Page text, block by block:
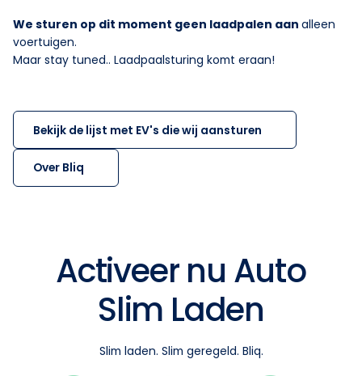
We sturen op dit moment geen laadpalen aan alleen
voertuigen.
Maar stay tuned.. Laadpaalsturing komt eraan!
Bekijk de lijst met EV's die wij aansturen
Over Bliq
Activeer nu Auto
Slim Laden
Slim laden. Slim geregeld. Bliq.